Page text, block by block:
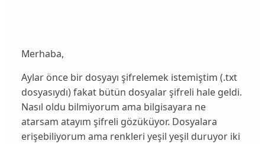
Merhaba,
Aylar önce bir dosyayı şifrelemek istemiştim (.txt
dosyasıydı) fakat bütün dosyalar şifreli hale geldi.
Nasıl oldu bilmiyorum ama bilgisayara ne
atarsam atayım şifreli gözüküyor. Dosyalara
erişebiliyorum ama renkleri yeşil yeşil duruyor iki